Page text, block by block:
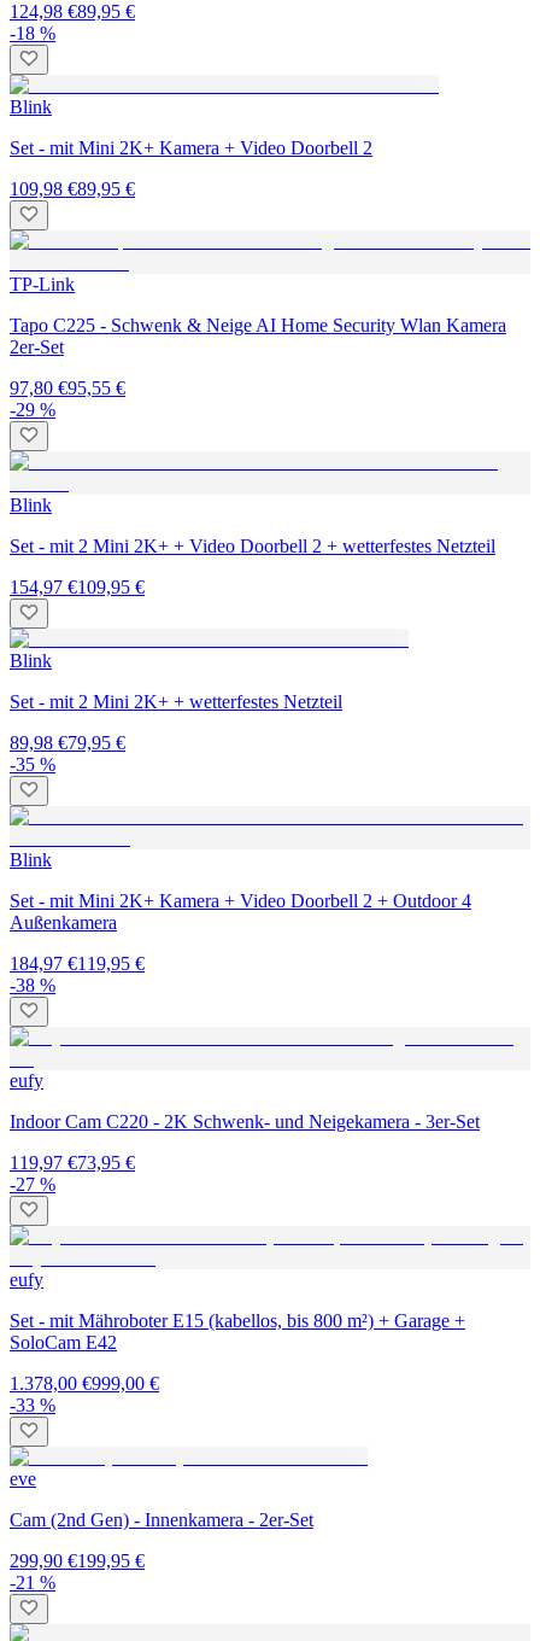
124,98 €89,95 €
-18 %
Blink
Set - mit Mini 2K+ Kamera + Video Doorbell 2
109,98 €89,95 €
TP-Link
Tapo C225 - Schwenk & Neige AI Home Security Wlan Kamera
2er-Set
97,80 €95,55 €
-29 %
Blink
Set - mit 2 Mini 2K+ + Video Doorbell 2 + wetterfestes Netzteil
154,97 €109,95 €
Blink
Set - mit 2 Mini 2K+ + wetterfestes Netzteil
89,98 €79,95 €
-35 %
Blink
Set - mit Mini 2K+ Kamera + Video Doorbell 2 + Outdoor 4
Außenkamera
184,97 €119,95 €
-38 %
eufy
Indoor Cam C220 - 2K Schwenk- und Neigekamera - 3er-Set
119,97 €73,95 €
-27 %
eufy
Set - mit Mähroboter E15 (kabellos, bis 800 m²) + Garage +
SoloCam E42
1.378,00 €999,00 €
-33 %
eve
Cam (2nd Gen) - Innenkamera - 2er-Set
299,90 €199,95 €
-21 %